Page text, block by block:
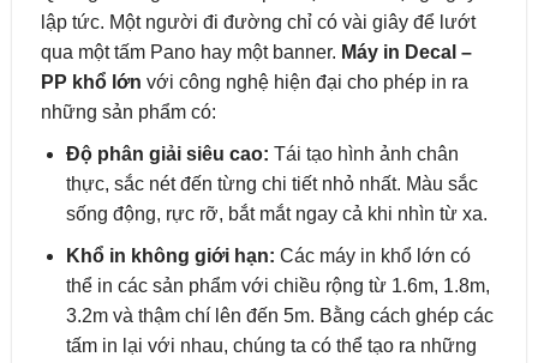
lập tức. Một người đi đường chỉ có vài giây để lướt
qua một tấm Pano hay một banner. Máy in Decal –
PP khổ lớn với công nghệ hiện đại cho phép in ra
những sản phẩm có:
Độ phân giải siêu cao: Tái tạo hình ảnh chân
thực, sắc nét đến từng chi tiết nhỏ nhất. Màu sắc
sống động, rực rỡ, bắt mắt ngay cả khi nhìn từ xa.
Khổ in không giới hạn: Các máy in khổ lớn có
thể in các sản phẩm với chiều rộng từ 1.6m, 1.8m,
3.2m và thậm chí lên đến 5m. Bằng cách ghép các
tấm in lại với nhau, chúng ta có thể tạo ra những